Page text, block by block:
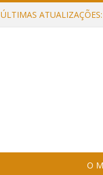
ÚLTIMAS ATUALIZAÇÕES:
O